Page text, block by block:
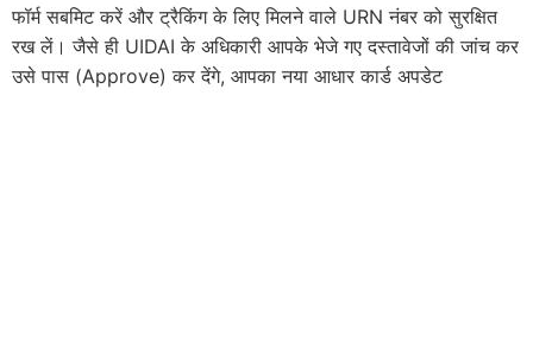
फॉर्म सबमिट करें और ट्रैकिंग के लिए मिलने वाले URN नंबर को सुरक्षित
रख लें। जैसे ही UIDAI के अधिकारी आपके भेजे गए दस्तावेजों की जांच कर
उसे पास (Approve) कर देंगे, आपका नया आधार कार्ड अपडेट